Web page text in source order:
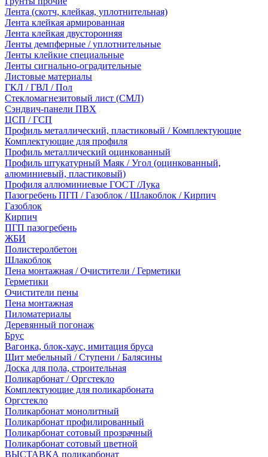
Лента (скотч, клейкая, уплотнительная)
Лента клейкая армированная
Лента клейкая двусторонняя
Ленты демпферные / уплотнительные
Ленты клейкие специальные
Ленты сигнально-оградительные
Листовые материалы
ГКЛ / ГВЛ / Пол
Стекломагнезитовый лист (СМЛ)
Сэндвич-панели ПВХ
ЦСП / ГСП
Профиль металлический, пластиковый / Комплектующие
Комплектующие для профиля
Профиль металлический оцинкованный
Профиль штукатурный Маяк / Угол (оцинкованный,
алюминиевый, пластиковый)
Профиля аллюминиевые ГОСТ /Лука
Пазогребень ПГП / Газоблок / Шлакоблок / Кирпич
Газоблок
Кирпич
ПГП пазогребень
ЖБИ
Полистеролбетон
Шлакоблок
Пена монтажная / Очистители / Герметики
Герметики
Очистители пены
Пена монтажная
Пиломатериалы
Деревянный погонаж
Брус
Вагонка, блок-хаус, имитация бруса
Щит мебельный / Ступени / Балясины
Доска для пола, строительная
Поликарбонат / Оргстекло
Комплектующие для поликарбоната
Оргстекло
Поликарбонат монолитный
Поликарбонат профилированный
Поликарбонат сотовый прозрачный
Поликарбонат сотовый цветной
ВЫСТАВКА поликарбонат